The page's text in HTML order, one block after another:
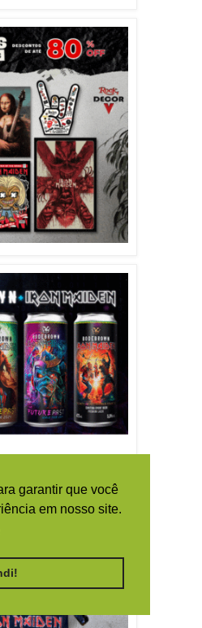
garantir que você
em nosso site.